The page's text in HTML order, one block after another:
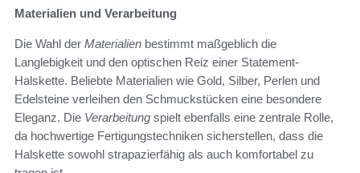
Materialien und Verarbeitung
Die Wahl der Materialien bestimmt maßgeblich die
Langlebigkeit und den optischen Reiz einer Statement-
Halskette. Beliebte Materialien wie Gold, Silber, Perlen und
Edelsteine verleihen den Schmuckstücken eine besondere
Eleganz. Die Verarbeitung spielt ebenfalls eine zentrale Rolle,
da hochwertige Fertigungstechniken sicherstellen, dass die
Halskette sowohl strapazierfähig als auch komfortabel zu